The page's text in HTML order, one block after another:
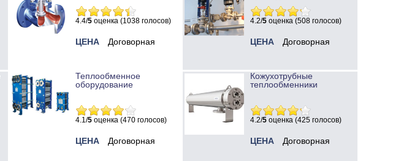
4.4/5 оценка (1038 голосов)
ЦЕНА Договорная
4.2/5 оценка (508 голосов)
ЦЕНА Договорная
Теплообменное
оборудование
4.1/5 оценка (470 голосов)
ЦЕНА Договорная
Кожухотрубные
теплообменники
4.2/5 оценка (425 голосов)
ЦЕНА Договорная